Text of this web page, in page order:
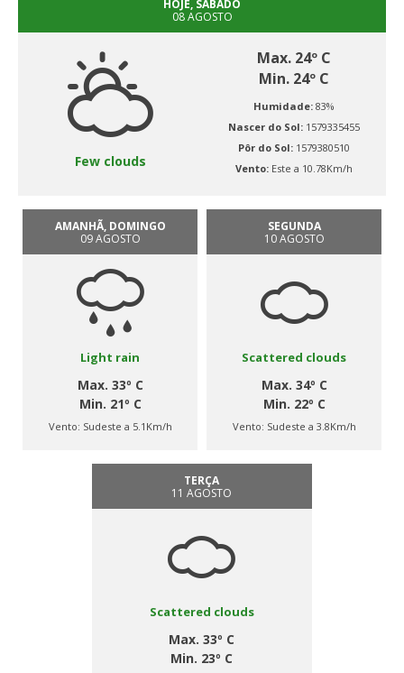
HOJE, SÁBADO
08 AGOSTO
Few clouds
Max. 24º C
Min. 24º C
Humidade: 83%
Nascer do Sol: 1579335455
Pôr do Sol: 1579380510
Vento: Este a 10.78Km/h
AMANHÃ, DOMINGO
09 AGOSTO
Light rain
Max. 33º C
Min. 21º C
Vento: Sudeste a 5.1Km/h
SEGUNDA
10 AGOSTO
Scattered clouds
Max. 34º C
Min. 22º C
Vento: Sudeste a 3.8Km/h
TERÇA
11 AGOSTO
Scattered clouds
Max. 33º C
Min. 23º C